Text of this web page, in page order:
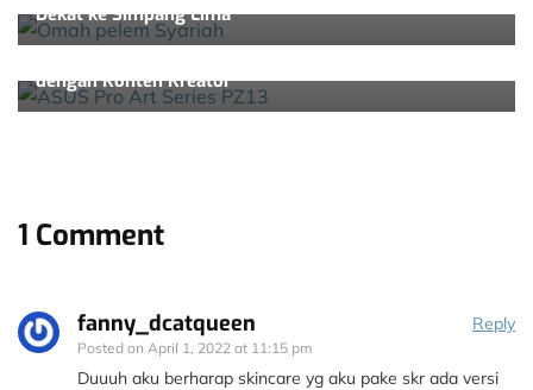
Dekat ke Simpang Lima
Lifestyle & Beauty
dengan Konten Kreator
1 Comment
fanny_dcatqueen
Posted on April 1, 2022 at 11:15 pm
Reply
Duuuh aku berharap skincare yg aku pake skr ada versi